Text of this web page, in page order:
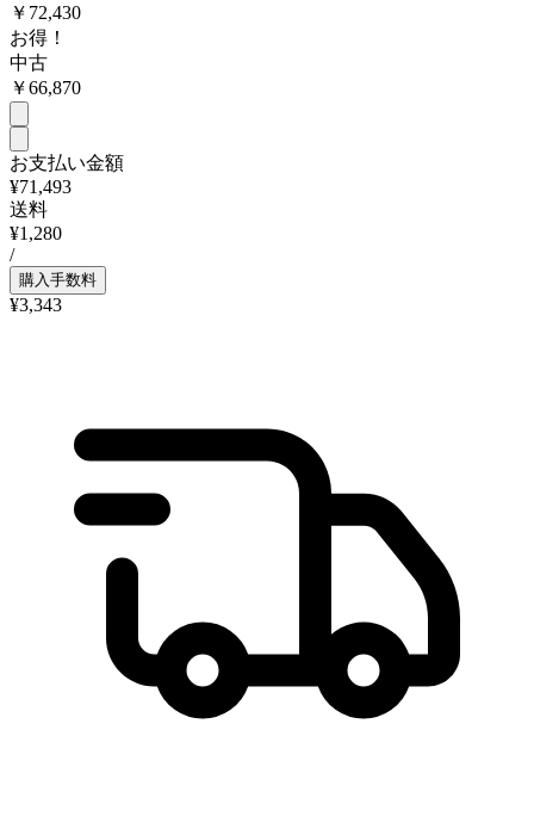
￥ 72,430
お得！
中古
￥66,870
お支払い金額
¥71,493
送料
¥1,280
/
購入手数料
¥3,343